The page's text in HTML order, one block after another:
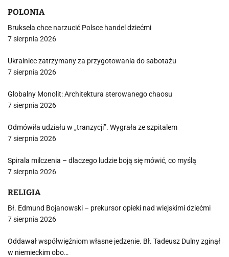
POLONIA
Bruksela chce narzucić Polsce handel dziećmi
7 sierpnia 2026
Ukrainiec zatrzymany za przygotowania do sabotażu
7 sierpnia 2026
Globalny Monolit: Architektura sterowanego chaosu
7 sierpnia 2026
Odmówiła udziału w „tranzycji”. Wygrała ze szpitalem
7 sierpnia 2026
Spirala milczenia – dlaczego ludzie boją się mówić, co myślą
7 sierpnia 2026
RELIGIA
Bł. Edmund Bojanowski – prekursor opieki nad wiejskimi dziećmi
7 sierpnia 2026
Oddawał współwięźniom własne jedzenie. Bł. Tadeusz Dulny zginął
w niemieckim obo…